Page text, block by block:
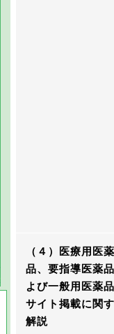
（４）医療用医薬
品、要指導医薬
よび一般用医薬
サイト掲載に関
解説